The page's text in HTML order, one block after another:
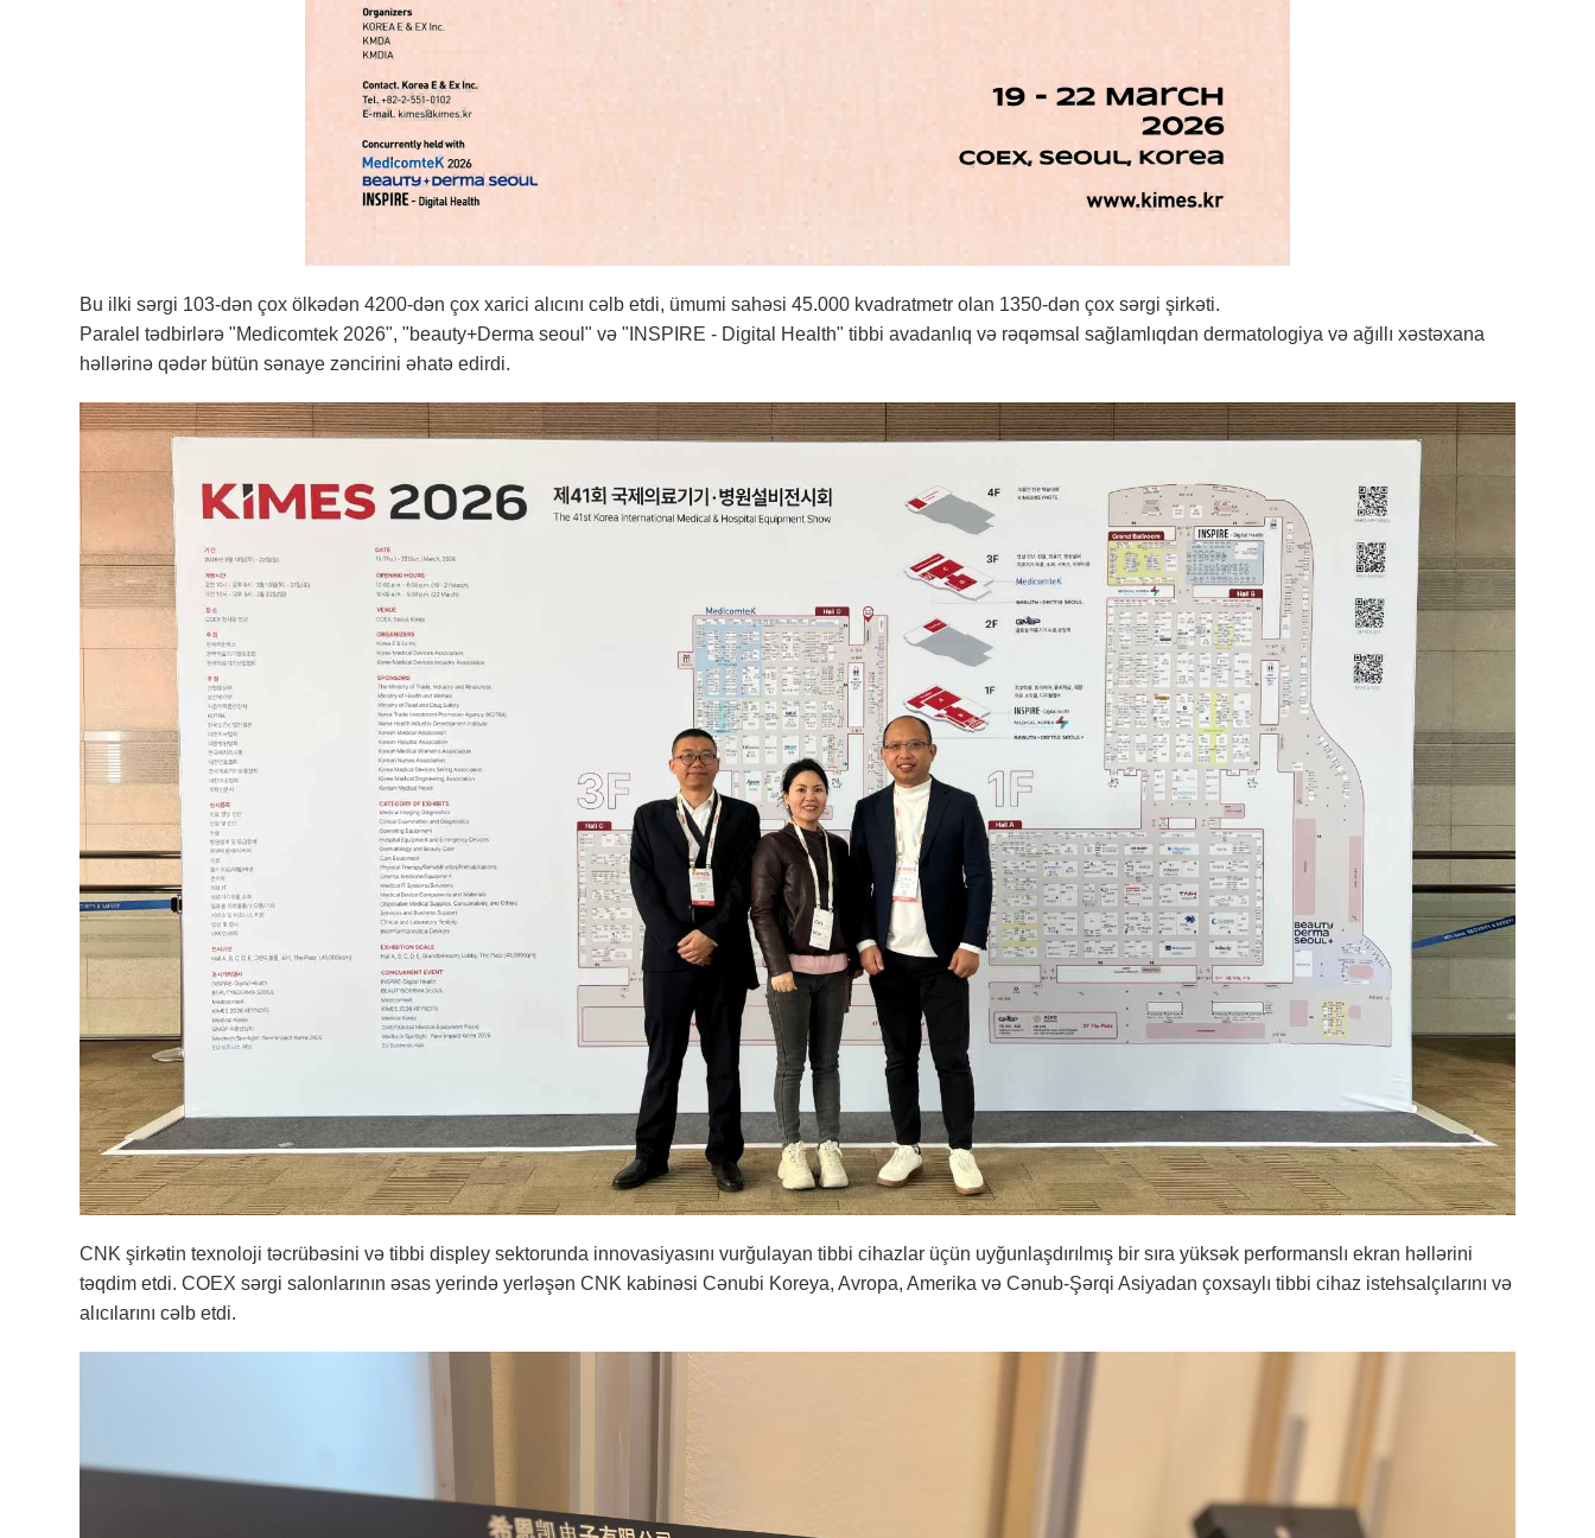
Bu ilki sərgi 103-dən çox ölkədən 4200-dən çox xarici alıcını cəlb etdi, ümumi sahəsi 45.000 kvadratmetr olan 1350-dən çox sərgi şirkəti.
Paralel tədbirlərə "Medicomtek 2026", "beauty+Derma seoul" və "INSPIRE - Digital Health" tibbi avadanlıq və rəqəmsal sağlamlıqdan dermatologiya və ağıllı xəstəxana
həllərinə qədər bütün sənaye zəncirini əhatə edirdi.
CNK şirkətin texnoloji təcrübəsini və tibbi displey sektorunda innovasiyasını vurğulayan tibbi cihazlar üçün uyğunlaşdırılmış bir sıra yüksək performanslı ekran həllərini
təqdim etdi. COEX sərgi salonlarının əsas yerində yerləşən CNK kabinəsi Cənubi Koreya, Avropa, Amerika və Cənub-Şərqi Asiyadan çoxsaylı tibbi cihaz istehsalçılarını və
alıcılarını cəlb etdi.